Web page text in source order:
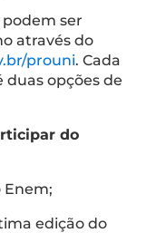
podem ser
através do
prouni. Cada
opções de
do
Enem;
edição do